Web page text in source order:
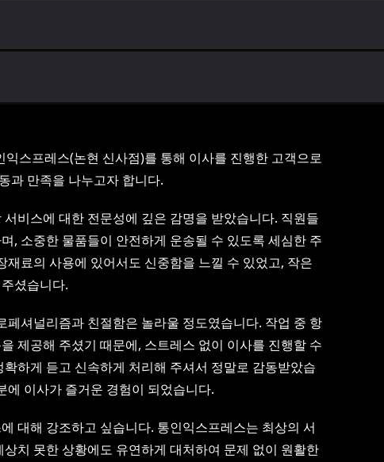
스프레스(논현 신사점)를 통해 이사를 진행한 고객으로
과 만족을 나누고자 합니다.
비스에 대한 전문성에 깊은 감명을 받았습니다. 직원들
, 소중한 물품들이 안전하게 운송될 수 있도록 세심한 주
재료의 사용에 있어서도 신중함을 느낄 수 있었고, 작은
셨습니다.
페셔널리즘과 친절함은 놀라울 정도였습니다. 작업 중 항
제공해 주셨기 때문에, 스트레스 없이 이사를 진행할 수
하게 듣고 신속하게 처리해 주셔서 정말로 감동받았습
에 이사가 즐거운 경험이 되었습니다.
대해 강조하고 싶습니다. 통인익스프레스는 최상의 서
치 못한 상황에도 유연하게 대처하여 문제 없이 원활한